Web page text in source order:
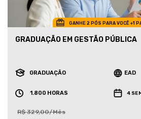
GANHE 2 PÓS PARA VOCÊ +1
GRADUAÇÃO EM GESTÃO PÚBLICA
GRADUAÇÃO EAD
1.800 HORAS 4
R$ 329,00/Mês